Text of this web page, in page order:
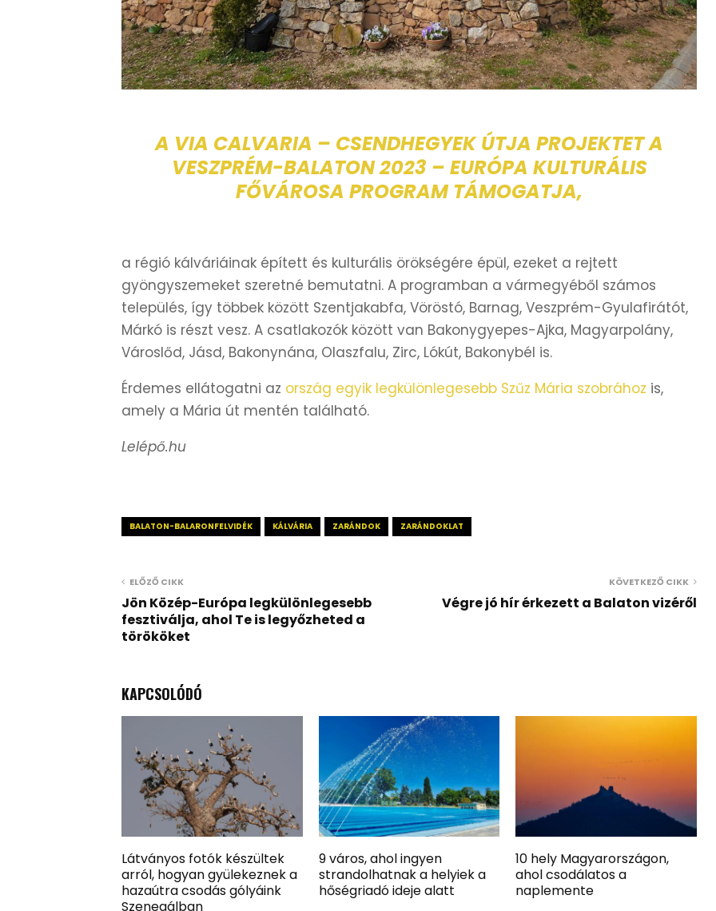
A VIA CALVARIA – CSENDHEGYEK ÚTJA PROJEKTET A
VESZPRÉM-BALATON 2023 – EURÓPA KULTURÁLIS
FŐVÁROSA PROGRAM TÁMOGATJA,
a régió kálváriáinak épített és kulturális örökségére épül, ezeket a rejtett
gyöngyszemeket szeretné bemutatni. A programban a vármegyéből számos
település, így többek között Szentjakabfa, Vöröstó, Barnag, Veszprém-Gyulafirátót,
Márkó is részt vesz. A csatlakozók között van Bakonygyepes-Ajka, Magyarpolány,
Városlőd, Jásd, Bakonynána, Olaszfalu, Zirc, Lókút, Bakonybél is.
Érdemes ellátogatni az ország egyik legkülönlegesebb Szűz Mária szobrához is,
amely a Mária út mentén található.
Lelépő.hu
BALATON-BALARONFELVIDÉK KÁLVÁRIA ZARÁNDOK ZARÁNDOKLAT
ELŐZŐ CIKK
Jön Közép-Európa legkülönlegesebb
fesztiválja, ahol Te is legyőzheted a
törököket
KÖVETKEZŐ CIKK
Végre jó hír érkezett a Balaton vizéről
KAPCSOLÓDÓ
Látványos fotók készültek
arról, hogyan gyülekeznek a
hazaútra csodás gólyáink
Szenegálban
9 város, ahol ingyen
strandolhatnak a helyiek a
hőségriadó ideje alatt
10 hely Magyarországon,
ahol csodálatos a
naplemente